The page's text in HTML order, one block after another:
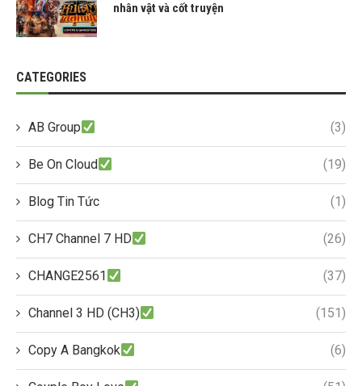
nhân vật và cốt truyện
CATEGORIES
AB Group (3)
Be On Cloud (19)
Blog Tin Tức (1)
CH7 Channel 7 HD (26)
CHANGE2561 (37)
Channel 3 HD (CH3) (151)
Copy A Bangkok (6)